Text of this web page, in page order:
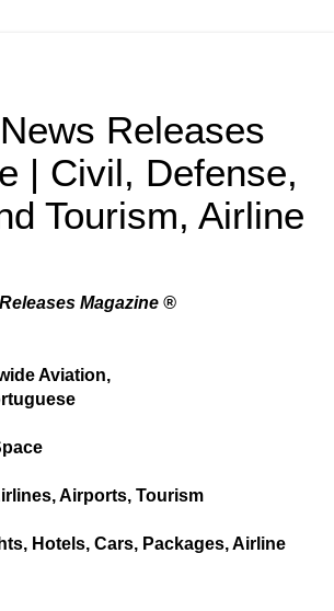
Releases
| Civil, Defense,
Tourism, Airline
Magazine ®
Aviation,
Airports, Tourism
Hotels, Cars, Packages, Airline